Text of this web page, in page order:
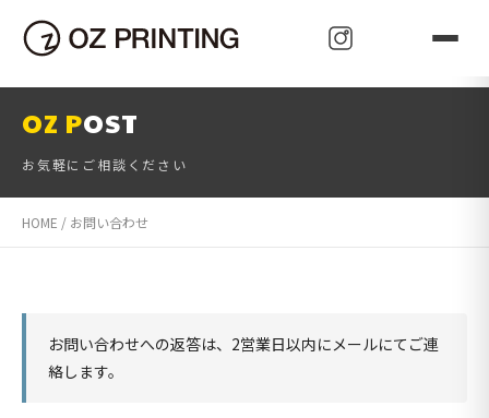
Pioneer
Oz Present
Perfect
Oz Press
Promotion
Oz Pace
Oz Promise
Oz Protect
Prove
Oz Publish
Oz Power
Purpose
Pleasant
Oz Prominent
Proactive
Oz Propagate
Oz Price
Oz Pioneer
Oz Present
Perfect
Oz Paudora
OZ POST
お気軽にご相談ください
HOME お問い合わせ
お問い合わせへの返答は、2営業日以内にメールにてご連
絡します。